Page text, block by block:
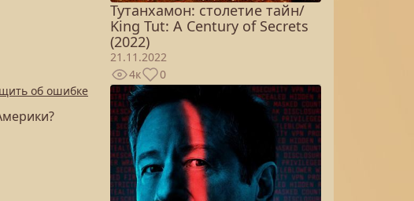
об ошибке
Тутанхамон: столетие тайн/
King Tut: A Century of Secrets
(2022)
21.11.2022
4к
0